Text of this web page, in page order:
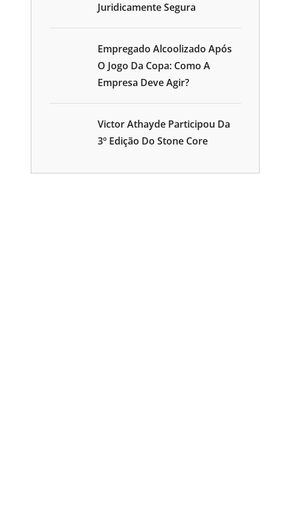
Juridicamente Segura
Empregado Alcoolizado Após
O Jogo Da Copa: Como A
Empresa Deve Agir?
Victor Athayde Participou Da
3º Edição Do Stone Core